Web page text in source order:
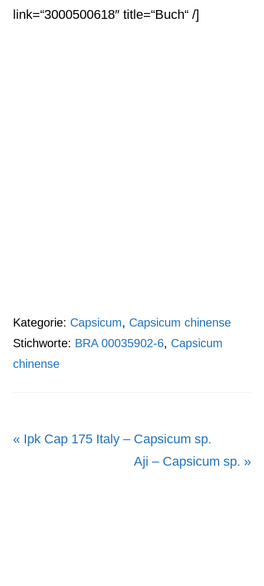
link=“3000500618″ title=“Buch“ /]
Kategorie: Capsicum, Capsicum chinense
Stichworte: BRA 00035902-6, Capsicum
chinense
Vorheriger
« Ipk Cap 175 Italy – Capsicum sp.
Nächster
Aji – Capsicum sp. »